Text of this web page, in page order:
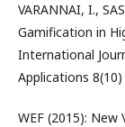
VARANNAI, I.,
Gamification in
International
Applications 8(10)
WEF (2015):